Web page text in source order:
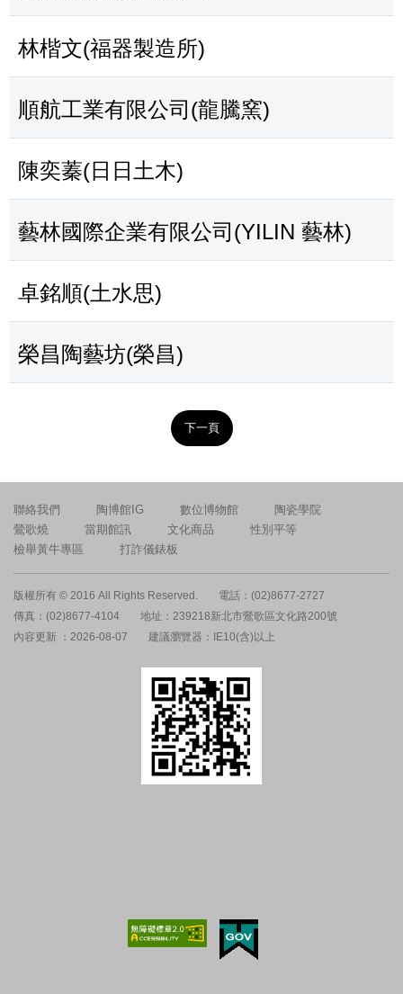
林楷文(福器製造所)
順航工業有限公司(龍騰窯)
陳奕蓁(日日土木)
藝林國際企業有限公司(YILIN 藝林)
卓銘順(土水思)
榮昌陶藝坊(榮昌)
下一頁
聯絡我們 陶博館IG 數位博物館
陶瓷學院
鶯歌燒
當期館訊 文化商品
性別平等
檢舉黃牛專區
打詐儀錶板
版權所有 © 2016 All Rights Reserved.
電話：(02)8677-2727
傳真：(02)8677-4104
地址：239218新北市鶯歌區文化路200號
內容更新 ：2026-08-07
建議瀏覽器：IE10(含)以上